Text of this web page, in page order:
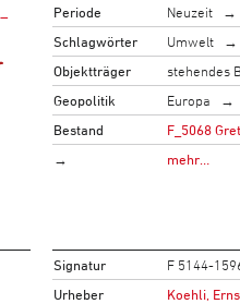
Periode
Neuzeit
Schlagwörter
Umwelt
Objektträger
stehendes
Geopolitik
Europa
Bestand
F_5068
→
mehr…
Signatur
F 5144-
Urheber
Koehli,